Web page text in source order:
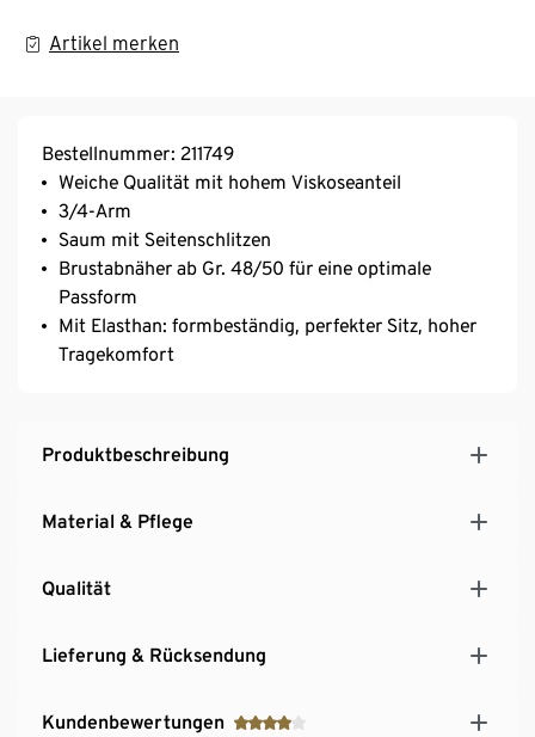
Artikel merken
Bestellnummer: 211749
Weiche Qualität mit hohem Viskoseanteil
3/4-Arm
Saum mit Seitenschlitzen
Brustabnäher ab Gr. 48/50 für eine optimale
Passform
Mit Elasthan: formbeständig, perfekter Sitz, hoher
Tragekomfort
Produktbeschreibung
Material & Pflege
Qualität
Lieferung & Rücksendung
Kundenbewertungen